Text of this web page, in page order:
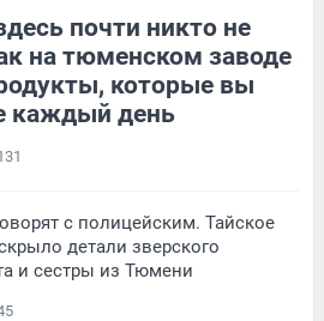
почти никто не
на тюменском заводе
которые вы
каждый день
с полицейским. Тайское
детали зверского
и сестры из Тюмени